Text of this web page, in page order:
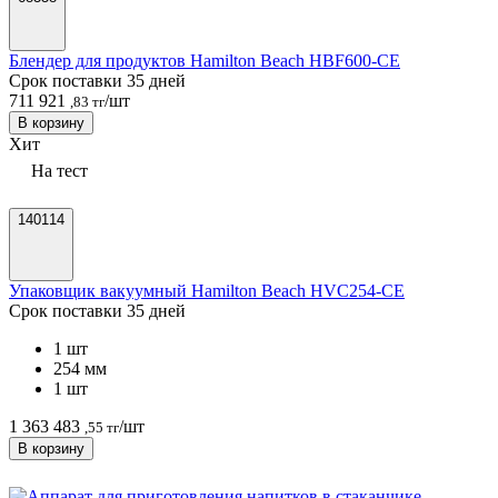
Блендер для продуктов Hamilton Beach HBF600-CE
Срок поставки 35 дней
711 921
,83 тг/шт
В корзину
Хит
На тест
140114
Упаковщик вакуумный Hamilton Beach HVC254-CE
Срок поставки 35 дней
1 шт
254 мм
1 шт
1 363 483 ,55 тг/шт
В корзину